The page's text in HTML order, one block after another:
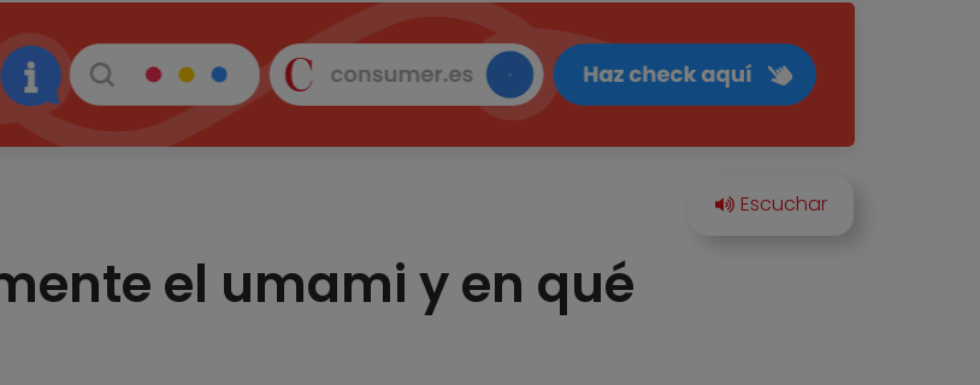
el umami y en qué